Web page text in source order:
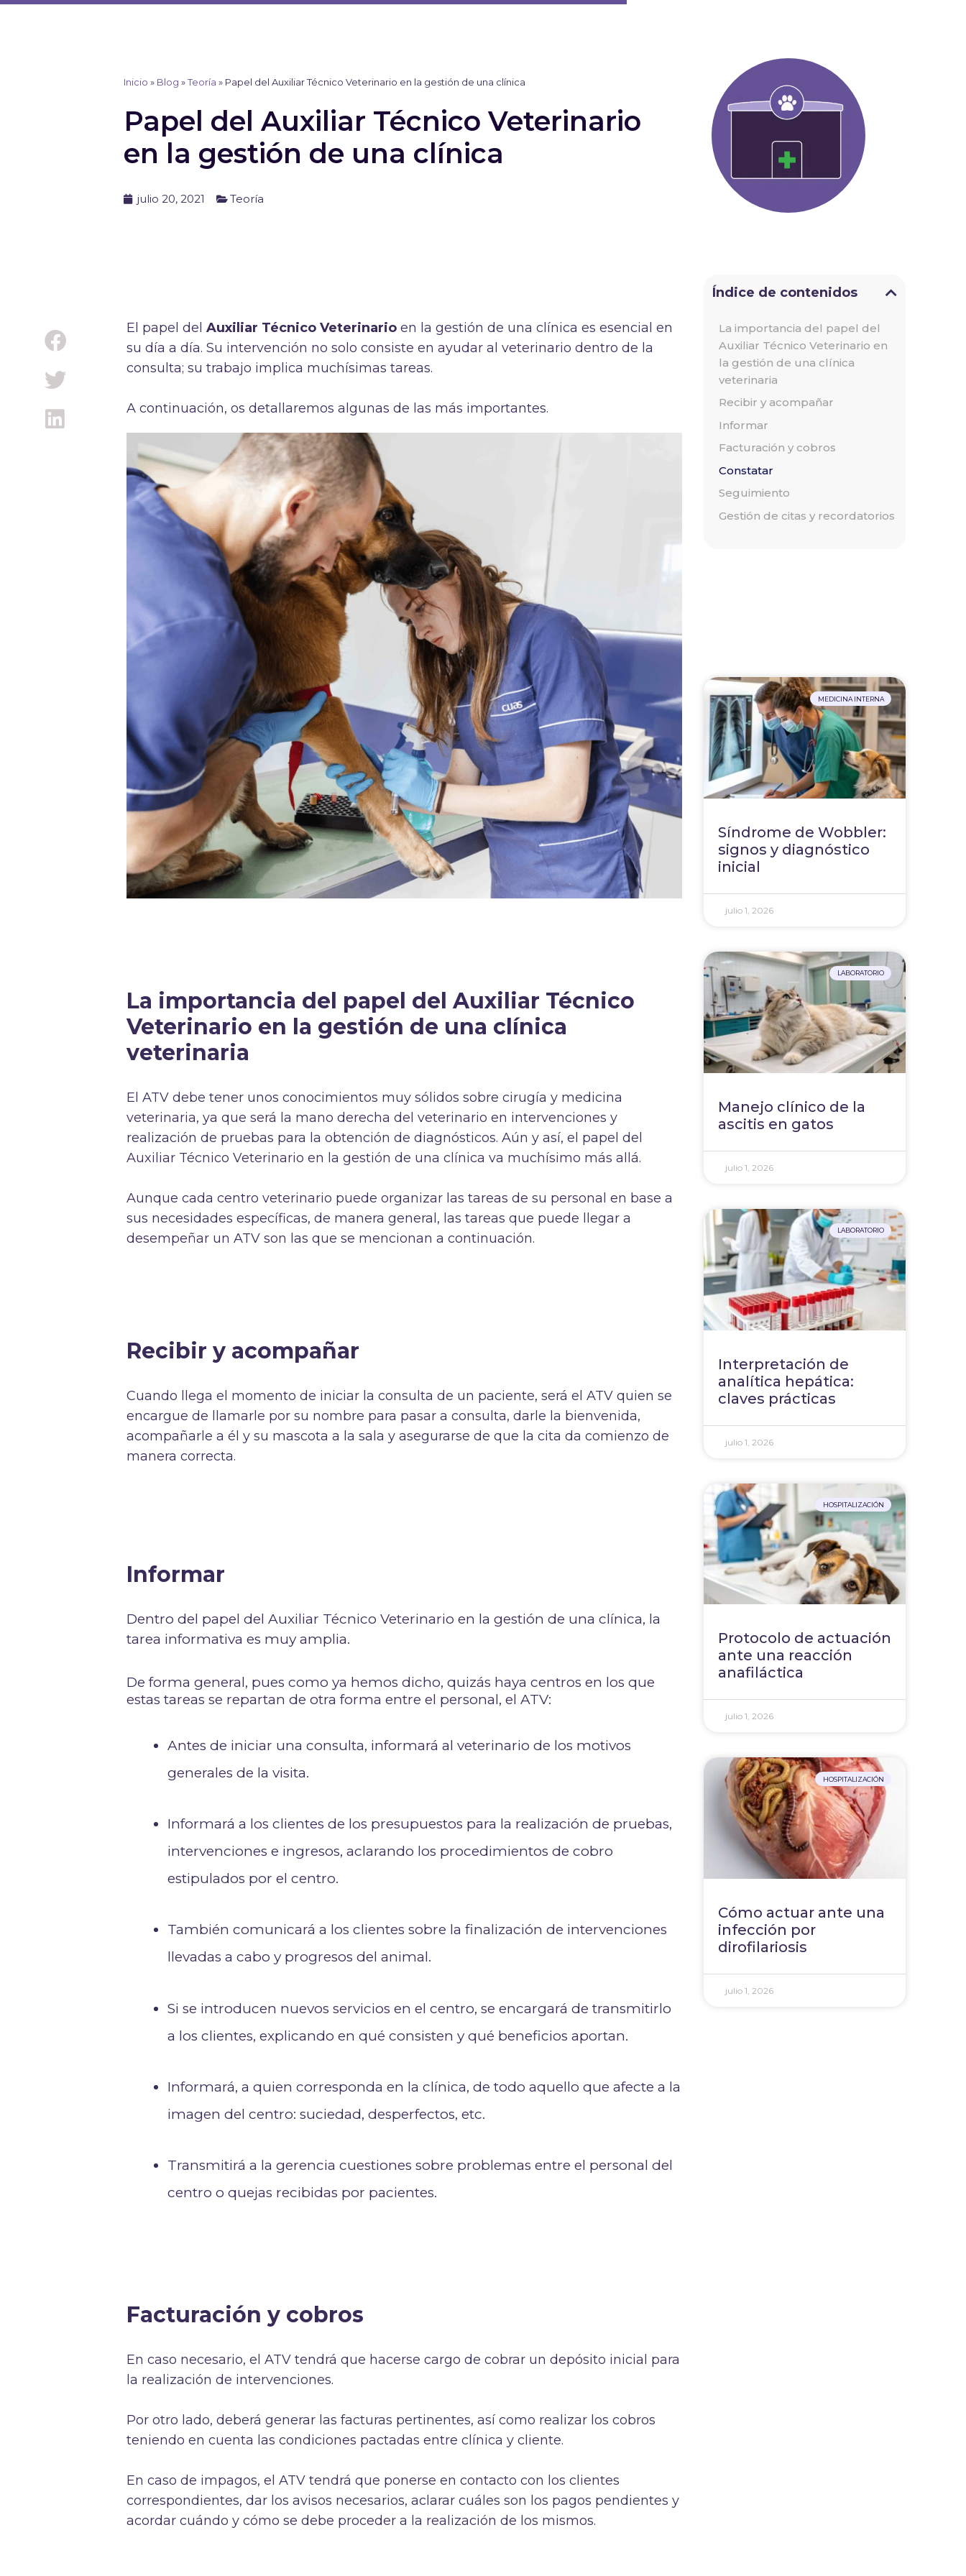
Ir
Inicio » Blog »Teoría » Papel del Auxiliar Técnico Veterinario en la gestión de una clínica
Papel del Auxiliar Técnico Veterinario
en la gestión de una clínica
julio 20, 2021 Teoría
El papel delAuxiliar Técnico Veterinario en la gestión de una clínica es esencial en
su día a día. Su intervención no solo consiste en ayudar al veterinario dentro de la
consulta; su trabajo implica muchísimas tareas.
A continuación, os detallaremos algunas de las más importantes.
La importancia del papel del Auxiliar Técnico
Veterinario en la gestión de una clínica
veterinaria
El ATV debe tener unos conocimientos muy sólidos sobre cirugía y medicina
veterinaria, ya que será la mano derecha del veterinario en intervenciones y
realización de pruebas para la obtención de diagnósticos. Aún y así, el papel del
Auxiliar Técnico Veterinario en la gestión de una clínica va muchísimo más allá.
Aunque cada centro veterinario puede organizar las tareas de su personal en base a
sus necesidades específicas, de manera general, las tareas que puede llegar a
desempeñar un ATV son las que se mencionan a continuación.
Recibir y acompañar
Cuando llega el momento de iniciar la consulta de un paciente, será el ATV quien se
encargue de llamarle por su nombre para pasar a consulta, darle la bienvenida,
acompañarle a él y su mascota a la sala y asegurarse de que la cita da comienzo de
manera correcta.
Informar
Dentro del papel del Auxiliar Técnico Veterinario en la gestión de una clínica, la
tarea informativa es muy amplia.
De forma general, pues como ya hemos dicho, quizás haya centros en los que
estas tareas se repartan de otra forma entre el personal, el ATV:
Antes de iniciar una consulta, informará al veterinario de los motivos
generales de la visita.
Informará a los clientes de los presupuestos para la realización de pruebas,
intervenciones e ingresos, aclarando los procedimientos de cobro
estipulados por el centro.
También comunicará a los clientes sobre la finalización de intervenciones
llevadas a cabo y progresos del animal.
Si se introducen nuevos servicios en el centro, se encargará de transmitirlo
a los clientes, explicando en qué consisten y qué beneficios aportan.
Informará, a quien corresponda en la clínica, de todo aquello que afecte a la
imagen del centro: suciedad, desperfectos, etc.
Transmitirá a la gerencia cuestiones sobre problemas entre el personal del
centro o quejas recibidas por pacientes.
Facturación y cobros
En caso necesario, el ATV tendrá que hacerse cargo de cobrar un depósito inicial para
la realización de intervenciones.
Por otro lado, deberá generar las facturas pertinentes, así como realizar los cobros
teniendo en cuenta las condiciones pactadas entre clínica y cliente.
En caso de impagos, el ATV tendrá que ponerse en contacto con los clientes
correspondientes, dar los avisos necesarios, aclarar cuáles son los pagos pendientes y
acordar cuándo y cómo se debe proceder a la realización de los mismos.
Índice de contenidos
La importancia del papel del
Auxiliar Técnico Veterinario en
la gestión de una clínica
veterinaria
Recibir y acompañar
Informar
Facturación y cobros
Constatar
Seguimiento
Gestión de citas y recordatorios
MEDICINA INTERNA
Síndrome de Wobbler:
signos y diagnóstico
inicial
julio 1, 2026
LABORATORIO
Manejo clínico de la
ascitis en gatos
julio 1, 2026
LABORATORIO
Interpretación de
analítica hepática:
claves prácticas
julio 1, 2026
HOSPITALIZACIÓN
Protocolo de actuación
ante una reacción
anafiláctica
julio 1, 2026
HOSPITALIZACIÓN
Cómo actuar ante una
infección por
dirofilariosis
julio 1, 2026